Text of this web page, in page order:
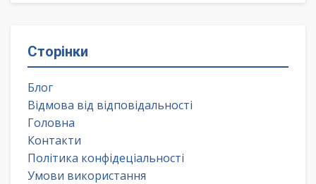
Сторінки
Блог
Відмова від відповідальності
Головна
Контакти
Політика конфідеціальності
Умови використання